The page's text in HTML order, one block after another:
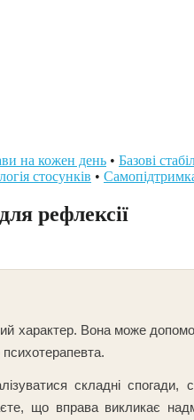
на кожен день • Базові
стосунків •
рефлексії
характер. Вона може
психотерапевта.
складні спогади,
що вправа викликає